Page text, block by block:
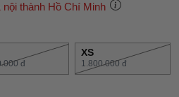
thành Hồ Chí Minh
đ
XS
1.800.000 đ